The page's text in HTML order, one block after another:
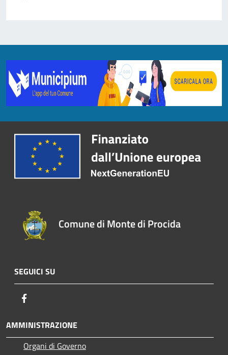
Comune di Monte di Procida
SEGUICI SU
AMMINISTRAZIONE
Organi di Governo